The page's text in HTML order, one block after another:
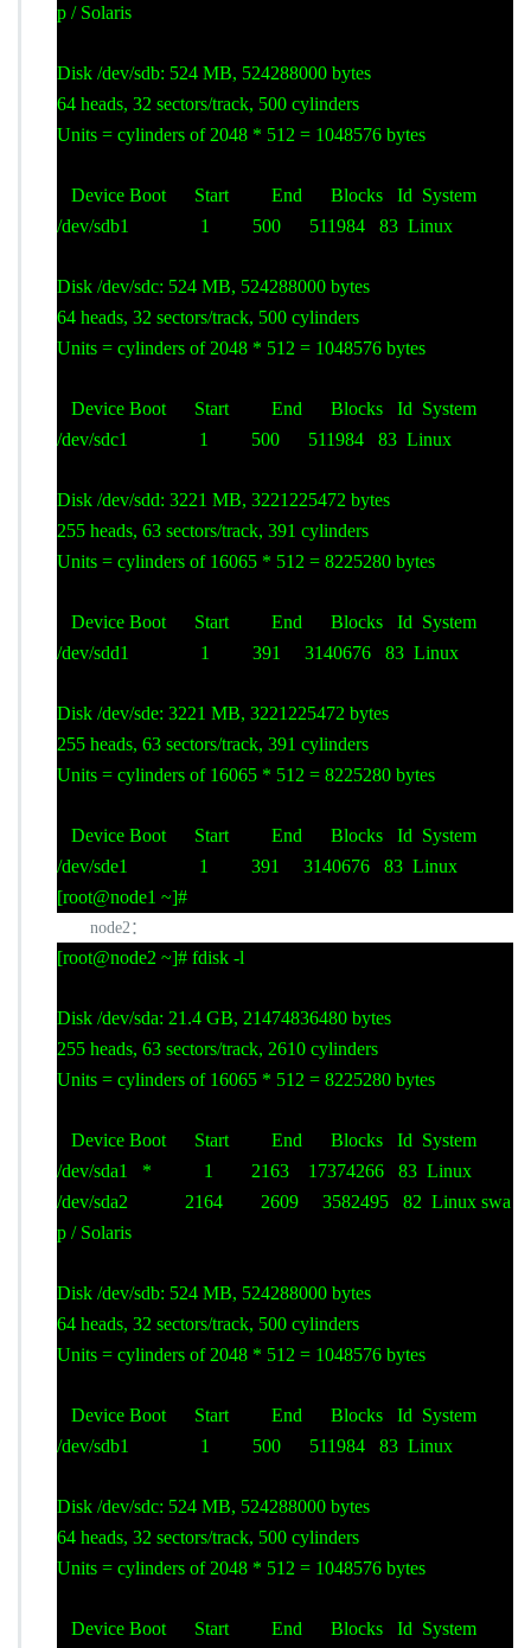
p / Solaris
Disk /dev/sdb: 524 MB, 524288000 bytes
64 heads, 32 sectors/track, 500 cylinders
Units = cylinders of 2048 * 512 = 1048576 bytes
Device Boot Start End Blocks Id System
/dev/sdb1 1 500 511984 83 Linux
Disk /dev/sdc: 524 MB, 524288000 bytes
64 heads, 32 sectors/track, 500 cylinders
Units = cylinders of 2048 * 512 = 1048576 bytes
Device Boot Start End Blocks Id System
/dev/sdc1 1 500 511984 83 Linux
Disk /dev/sdd: 3221 MB, 3221225472 bytes
255 heads, 63 sectors/track, 391 cylinders
Units = cylinders of 16065 * 512 = 8225280 bytes
Device Boot Start End Blocks Id System
/dev/sdd1 1 391 3140676 83 Linux
Disk /dev/sde: 3221 MB, 3221225472 bytes
255 heads, 63 sectors/track, 391 cylinders
Units = cylinders of 16065 * 512 = 8225280 bytes
Device Boot Start End Blocks Id System
/dev/sde1 1 391 3140676 83 Linux
[root@node1 ~]#
node2：
[root@node2 ~]# fdisk -l
Disk /dev/sda: 21.4 GB, 21474836480 bytes
255 heads, 63 sectors/track, 2610 cylinders
Units = cylinders of 16065 * 512 = 8225280 bytes
Device Boot Start End Blocks Id System
/dev/sda1 * 1 2163 17374266 83 Linux
/dev/sda2 2164 2609 3582495 82 Linux swa
p / Solaris
Disk /dev/sdb: 524 MB, 524288000 bytes
64 heads, 32 sectors/track, 500 cylinders
Units = cylinders of 2048 * 512 = 1048576 bytes
Device Boot Start End Blocks Id System
/dev/sdb1 1 500 511984 83 Linux
Disk /dev/sdc: 524 MB, 524288000 bytes
64 heads, 32 sectors/track, 500 cylinders
Units = cylinders of 2048 * 512 = 1048576 bytes
Device Boot Start End Blocks Id System